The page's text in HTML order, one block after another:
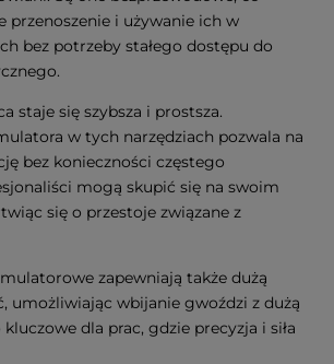
przenoszenie i używanie ich w
bez potrzeby stałego dostępu do
staje się szybsza i prostsza.
w tych narzędziach pozwala na
bez konieczności częstego
mogą skupić się na swoim
się o przestoje związane z
zapewniają także dużą
umożliwiając wbijanie gwoździ z dużą
kluczowe dla prac, gdzie precyzja i siła